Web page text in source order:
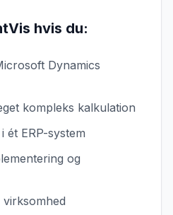
hvis du:
Dynamics
kompleks kalkulation
ét ERP-system
og